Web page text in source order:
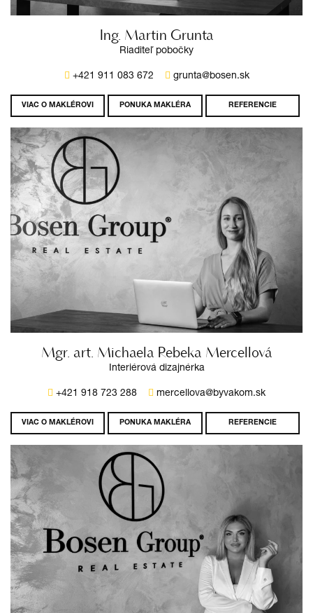
Ing. Martin Grunta
Riaditeľ pobočky
+421 911 083 672 grunta@bosen.sk
VIAC O MAKLÉROVI PONUKA MAKLÉRA REFERENCIE
Mgr. art. Michaela Rebeka Mercellová
Interiérová dizajnérka
+421 918 723 288 mercellova@byvakom.sk
VIAC O MAKLÉROVI PONUKA MAKLÉRA REFERENCIE